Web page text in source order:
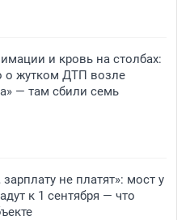
и кровь на столбах:
о жутком ДТП возле
— там сбили семь
не платят»: мост у
к 1 сентября — что